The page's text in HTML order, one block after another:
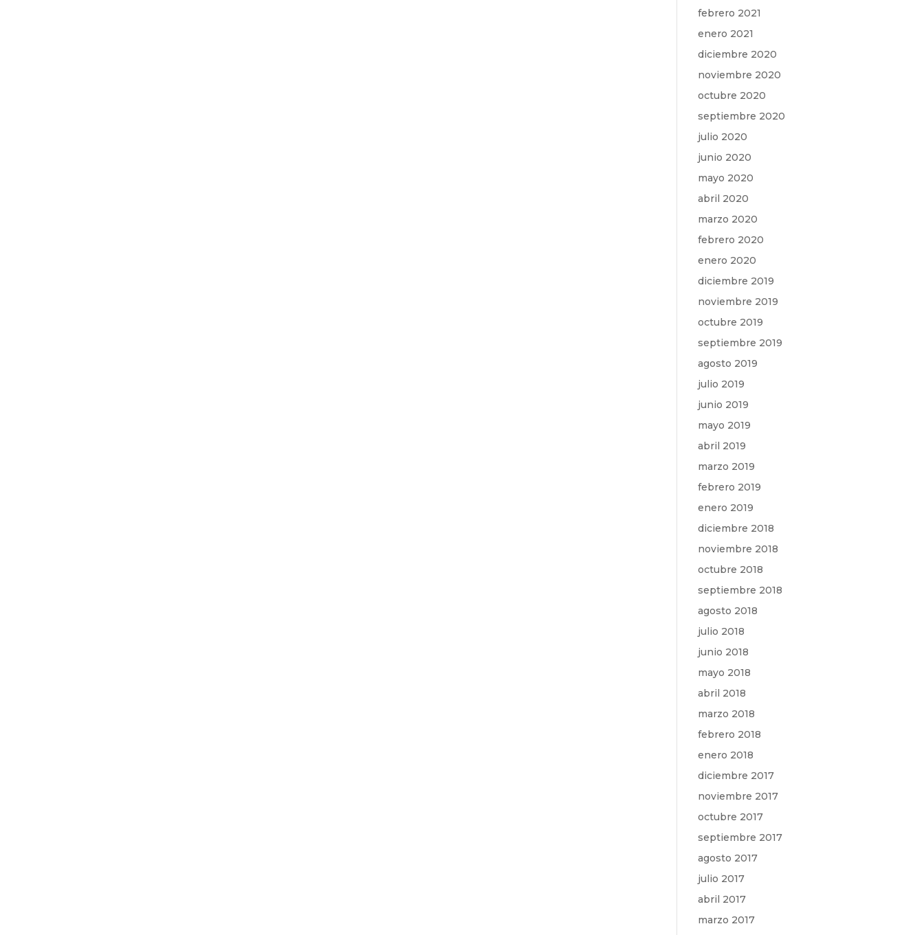
febrero 2021
enero 2021
diciembre 2020
noviembre 2020
octubre 2020
septiembre 2020
julio 2020
junio 2020
mayo 2020
abril 2020
marzo 2020
febrero 2020
enero 2020
diciembre 2019
noviembre 2019
octubre 2019
septiembre 2019
agosto 2019
julio 2019
junio 2019
mayo 2019
abril 2019
marzo 2019
febrero 2019
enero 2019
diciembre 2018
noviembre 2018
octubre 2018
septiembre 2018
agosto 2018
julio 2018
junio 2018
mayo 2018
abril 2018
marzo 2018
febrero 2018
enero 2018
diciembre 2017
noviembre 2017
octubre 2017
septiembre 2017
agosto 2017
julio 2017
abril 2017
marzo 2017